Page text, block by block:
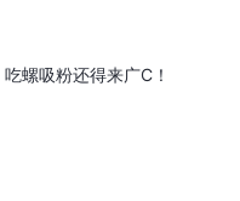
螺吸粉还得来广C！